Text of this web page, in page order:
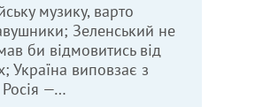
музику, варто
Зеленський не
би відмовитись від
Україна виповзає з
Росія —…